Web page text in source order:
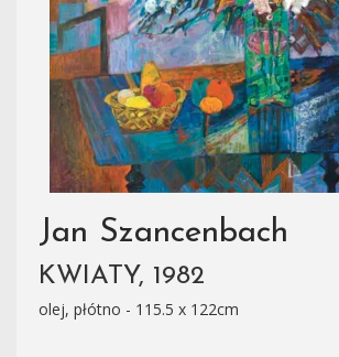
Jan Szancenbach
KWIATY, 1982
olej, płótno - 115.5 x 122cm